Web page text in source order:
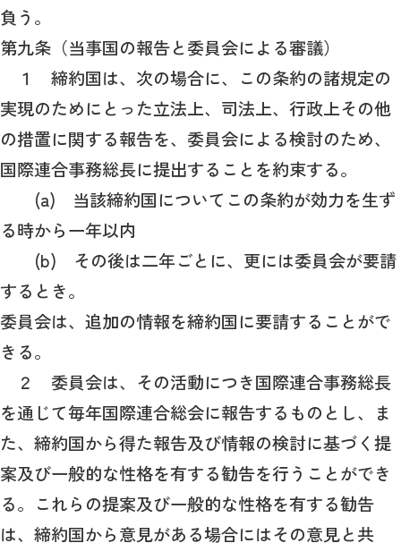
負う。
第九条（当事国の報告と委員会による審議）
１ 締約国は、次の場合に、この条約の諸規定の
実現のためにとった立法上、司法上、行政上その他
の措置に関する報告を、委員会による検討のため、
国際連合事務総長に提出することを約束する。
(a) 当該締約国についてこの条約が効力を生ず
る時から一年以内
(b) その後は二年ごとに、更には委員会が要請
するとき。
委員会は、追加の情報を締約国に要請することがで
きる。
２ 委員会は、その活動につき国際連合事務総長
を通じて毎年国際連合総会に報告するものとし、ま
た、締約国から得た報告及び情報の検討に基づく提
案及び一般的な性格を有する勧告を行うことができ
る。これらの提案及び一般的な性格を有する勧告
は、締約国から意見がある場合にはその意見と共